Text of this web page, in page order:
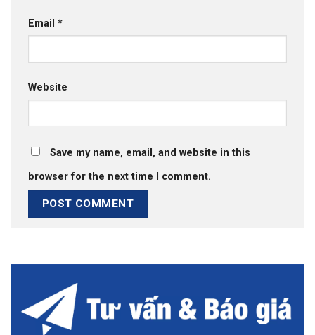
Email *
Website
Save my name, email, and website in this
browser for the next time I comment.